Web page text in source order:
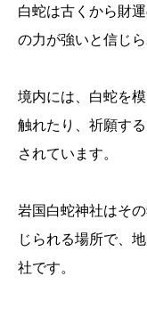
白蛇は古くから財
の力が強いと信じら
境内には、白蛇を
触れたり、祈願す
されています。
岩国白蛇神社はそ
じられる場所で、
社です。